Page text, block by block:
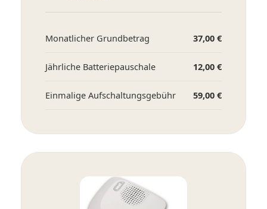
Monatlicher Grundbetrag 37,00 €
Jährliche Batteriepauschale 12,00 €
Einmalige Aufschaltungsgebühr 59,00 €